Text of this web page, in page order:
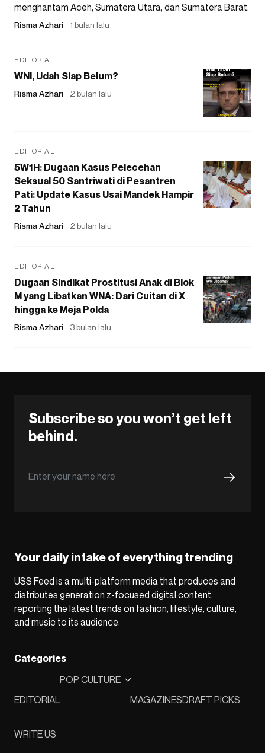
menghantam Aceh, Sumatera Utara, dan Sumatera Barat.
Risma Azhari 1 bulan lalu
EDITORIAL
WNI, Udah Siap Belum?
Risma Azhari 2 bulan lalu
EDITORIAL
5W1H: Dugaan Kasus Pelecehan
Seksual 50 Santriwati di Pesantren
Pati: Update Kasus Usai Mandek Hampir
2 Tahun
Risma Azhari 2 bulan lalu
EDITORIAL
Dugaan Sindikat Prostitusi Anak di Blok
M yang Libatkan WNA: Dari Cuitan di X
hingga ke Meja Polda
Risma Azhari 3 bulan lalu
Subscribe so you won’t get left
behind.
Your daily intake of everything trending
USS Feed is a multi-platform media that produces and
distributes generation z-focused digital content,
reporting the latest trends on fashion, lifestyle, culture,
and music to its audience.
Categories
EDITORIAL
POP CULTURE
MAGAZINESDRAFT PICKS
WRITE US